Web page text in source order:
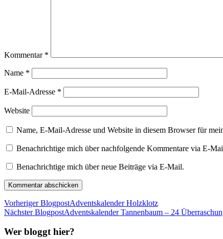
Kommentar *
Name *
E-Mail-Adresse *
Website
Name, E-Mail-Adresse und Website in diesem Browser für
Benachrichtige mich über nachfolgende Kommentare via E-
Benachrichtige mich über neue Beiträge via E-Mail.
Vorheriger BlogpostAdventskalender Holzklotz
Nächster BlogpostAdventskalender Tannenbaum – 24
Wer bloggt hier?